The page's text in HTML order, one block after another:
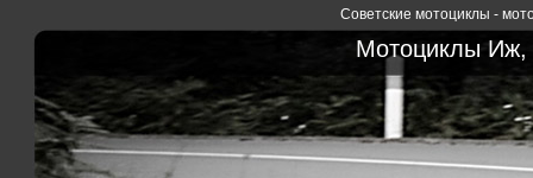
Советские мотоциклы -
Мотоциклы Иж,